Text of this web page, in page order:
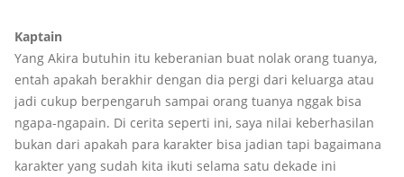
Kaptain
Yang Akira butuhin itu keberanian buat nolak orang tuanya,
entah apakah berakhir dengan dia pergi dari keluarga atau
jadi cukup berpengaruh sampai orang tuanya nggak bisa
ngapa-ngapain. Di cerita seperti ini, saya nilai keberhasilan
bukan dari apakah para karakter bisa jadian tapi bagaimana
karakter yang sudah kita ikuti selama satu dekade ini